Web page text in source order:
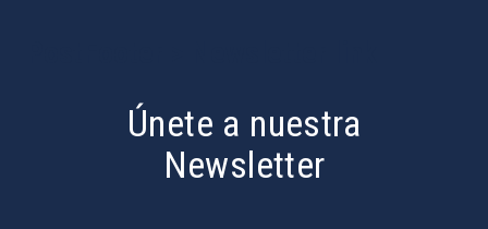
Únete a nuestra
Newsletter